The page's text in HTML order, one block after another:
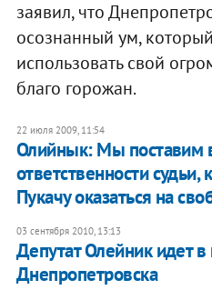
заявил, что
осознанный ум,
использовать свой
благо горожан.
22 июля 2009, 11:54
Олийнык: Мы поставим
ответственности
Пукачу оказаться на
03 сентября 2010, 13:13
Депутат Олейник идет
Днепропетровска